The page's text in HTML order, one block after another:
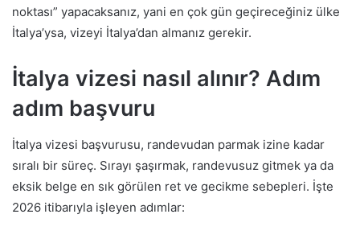
noktası” yapacaksanız, yani en çok gün geçireceğiniz ülke
İtalya’ysa, vizeyi İtalya’dan almanız gerekir.
İtalya vizesi nasıl alınır? Adım
adım başvuru
İtalya vizesi başvurusu, randevudan parmak izine kadar
sıralı bir süreç. Sırayı şaşırmak, randevusuz gitmek ya da
eksik belge en sık görülen ret ve gecikme sebepleri. İşte
2026 itibarıyla işleyen adımlar: